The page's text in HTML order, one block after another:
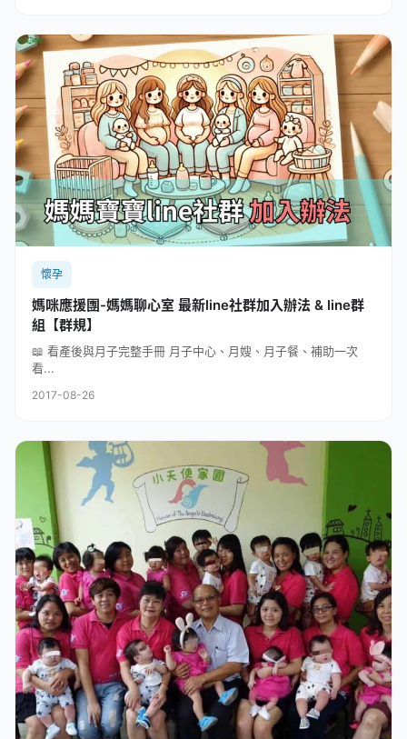
懷孕
媽咪應援團-媽媽聊心室 最新line社群加入辦法 & line群
組【群規】
📖 看產後與月子完整手冊 月子中心、月嫂、月子餐、補助一次
看...
2017-08-26